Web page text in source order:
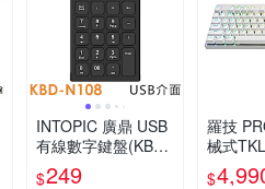
INTOPIC 廣鼎 USB
有線數字鍵盤(KBD-
N108)
$249
羅技
械式
$